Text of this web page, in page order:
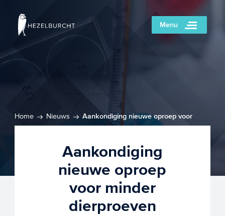
Menu
Home Nieuws
Aankondiging nieuwe oproep voor
Aankondiging
nieuwe oproep
voor minder
dierproeven